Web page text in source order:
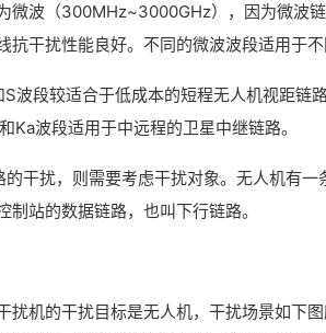
微波（300MHz~3000GHz），因为微波
抗干扰性能良好。不同的微波波段适用于不
波段较适合于低成本的短程无人机视距链
Ka波段适用于中远程的卫星中继链路。
干扰，则需要考虑干扰对象。无人机有
站的数据链路，也叫下行链路。
扰机的干扰目标是无人机，干扰场景如下